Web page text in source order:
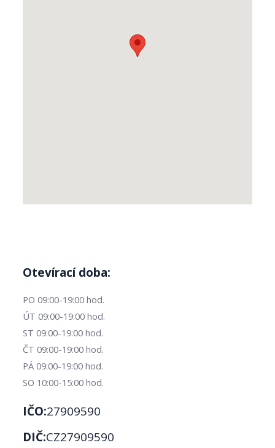
Otevírací doba:
PO 09:00-19:00 hod.
ÚT 09:00-19:00 hod.
ST 09:00-19:00 hod.
ČT 09:00-19:00 hod.
PÁ 09:00-19:00 hod.
SO 10:00-15:00 hod.
IČO:27909590
DIČ:CZ27909590